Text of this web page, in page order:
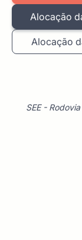
Alocação
Alocação
SEE -